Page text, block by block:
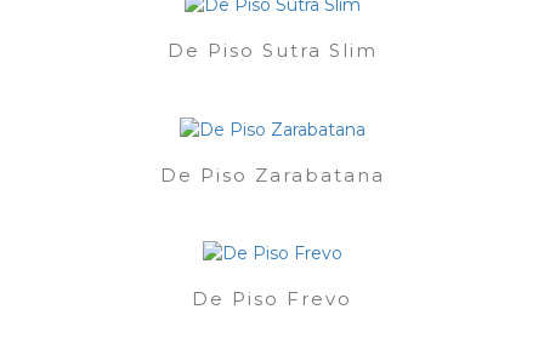
De Piso Sutra Slim
De Piso Zarabatana
De Piso Frevo